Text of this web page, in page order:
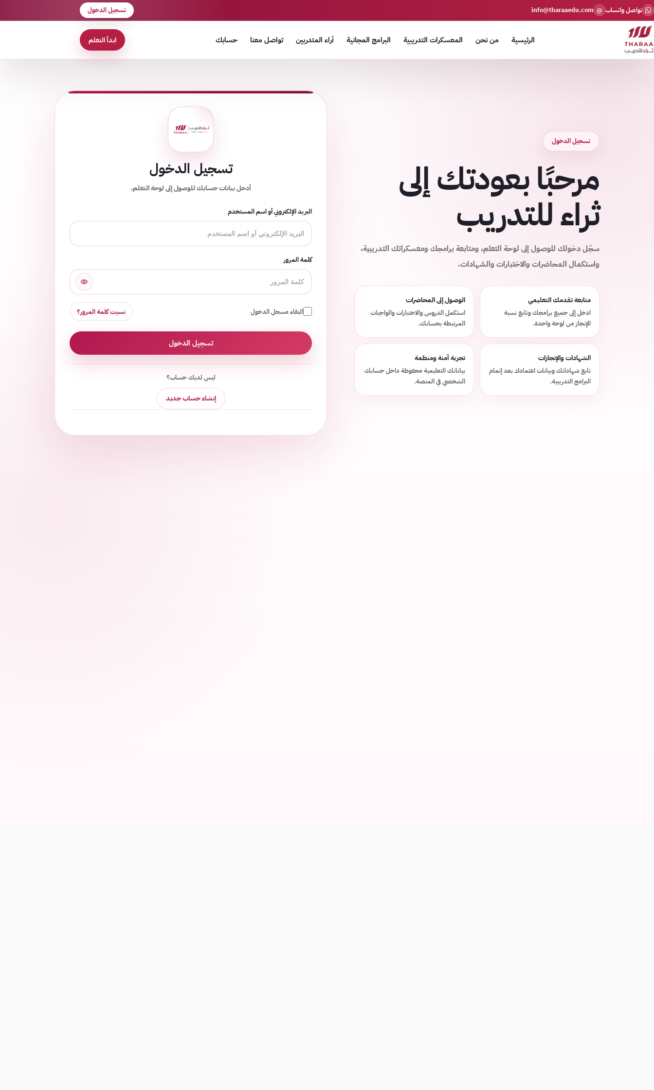
تواصل واتساب @
info@tharaaedu.com تسجيل الدخول
الرئيسية من نحن المعسكرات التدريبية البرامج المجانية آراء المتدربين تواصل معنا حسابك ابدأ التعلم
تسجيل الدخول
أدخل بيانات حسابك للوصول إلى لوحة التعلم.
البريد الإلكتروني أو اسم المستخدم
كلمة المرور
البقاء مسجل الدخول نسيت كلمة المرور؟
تسجيل الدخول
ليس لديك حساب؟
إنشاء حساب جديد
تسجيل الدخول
مرحبًا بعودتك إلى
ثراء للتدريب
سجّل دخولك للوصول إلى لوحة التعلم، ومتابعة برامجك ومعسكراتك التدريبية،
واستكمال المحاضرات والاختبارات والشهادات.
متابعة تقدمك التعليمي
ادخل إلى جميع برامجك وتابع نسبة
الإنجاز من لوحة واحدة.
الوصول إلى المحاضرات
استكمل الدروس والاختبارات والواجبات
المرتبطة بحسابك.
الشهادات والإنجازات
تابع شهاداتك وبيانات اعتمادك بعد إتمام
البرامج التدريبية.
تجربة آمنة ومنظمة
بياناتك التعليمية محفوظة داخل حسابك
الشخصي في المنصة.